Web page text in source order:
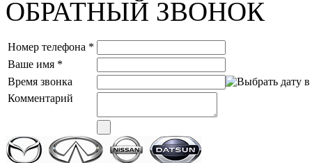
ОБРАТНЫЙ ЗВОНОК
Номер телефона *
Ваше имя *
Время звонка
Комментарий